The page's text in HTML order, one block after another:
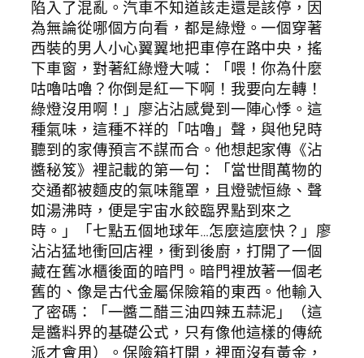
陷入了混亂。汽車不知道該走還是該停，因
為無論從哪個方向看，都是綠燈。一個穿著
西裝的男人小心翼翼地把車停在路中央，搖
下車窗，對著紅綠燈大喊：「喂！你為什麼
咕嚕咕嚕？你倒是紅一下啊！我要向左轉！
綠燈沒用啊！」廖沾沾感覺到一陣心悸。這
種氣味，這種不祥的「咕嚕」聲，與他兒時
聽到的家傳預言不謀而合。他想起家傳《沾
醬秘笈》裡記載的第一句：「當世間萬物的
交通都被麵皮的氣味籠罩，且燈號恒綠、聲
如湯沸時，便是宇宙水餃臨界點到來之
時。」「七點五個地球年…怎麼這麼快？」廖
沾沾猛地衝回店裡，衝到後廚，打開了一個
藏在舊冰櫃後面的暗門。暗門裡放著一個老
舊的、像是古代金屬保險箱的東西。他輸入
了密碼：「一醬二醋三油四辣五蒜泥」（這
是醬料界的基礎公式，只有像他這樣的傳統
派才會用）。保險箱打開，裡面沒有黃金，